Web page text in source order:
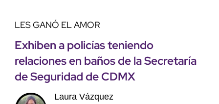
LES GANÓ EL AMOR
Exhiben a policías teniendo
relaciones en baños de la Secretaría
de Seguridad de CDMX
Laura Vázquez